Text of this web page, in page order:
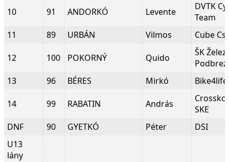
10 91 ANDORKÓ Levente
DVTK
Team
11
89 URBÁN Vilmos Cube
12 100 POKORNÝ Quido
ŠK
13
96 BÉRES Mirkó Bike4life
14 99 RABATIN András
SKE
DNF
90 GYETKÓ Péter
DSI
U13
lány